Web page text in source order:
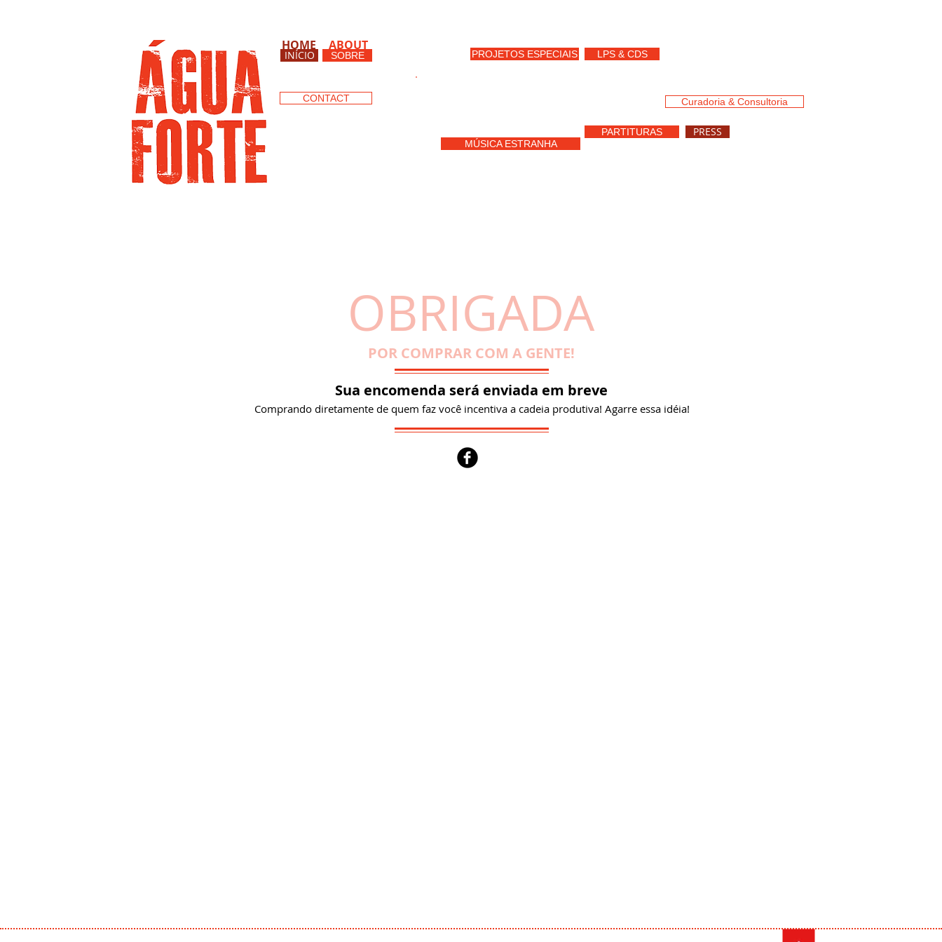
SOBRE
INÍCIO
HOME ABOUT
CONTACT
PROJETOS ESPECIAIS
MÚSICA ESTRANHA
LPS & CDS
Curadoria & Consultoria
PARTITURAS PRESS
OBRIGADA
POR COMPRAR COM A GENTE!
Sua encomenda será enviada em breve
Comprando diretamente de quem faz você incentiva a cadeia produtiva! Agarre essa idéia!